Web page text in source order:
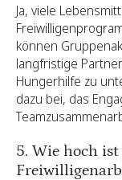
Ja, viele
können
langfristige
Hungerhilfe zu
dazu bei, das
5. Wie hoch